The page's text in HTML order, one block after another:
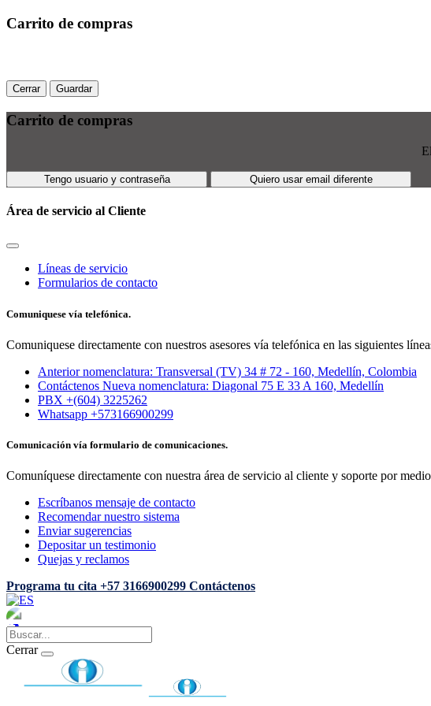
Carrito de compras
Cerrar Guardar
Carrito de compras
Tengo usuario y contraseña Quiero usar email diferente
Área de servicio al Cliente
Líneas de servicio
Formularios de contacto
Comuniquese vía telefónica.
Comuniquese directamente con nuestros asesores vía telefónica en las siguientes
Anterior nomenclatura: Transversal (TV) 34 # 72 - 160, Medellín, Colombia
Contáctenos Nueva nomenclatura: Diagonal 75 E 33 A 160, Medellín
PBX +(604) 3225262
Whatsapp +573166900299
Comunicación vía formulario de comunicaciones.
Comuníquese directamente con nuestra área de servicio al cliente y soporte por
Escríbanos mensaje de contacto
Recomendar nuestro sistema
Enviar sugerencias
Depositar un testimonio
Quejas y reclamos
Programa tu cita +57 3166900299 Contáctenos
Cerrar